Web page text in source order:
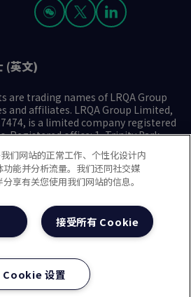
(英文)
are trading names of LRQA Group
and affiliates. LRQA Group Limited,
is a limited company registered
Registered office: 1, Trinity Park,
B37 7ES. © 2025 LRQA Group
Limited.
号-1
号
们网站的正常工作、个性化设计内
能并分析流量。我们还同社交媒
享有关您使用我们网站的信息。
接受所有 Cookie
Cookie 设置